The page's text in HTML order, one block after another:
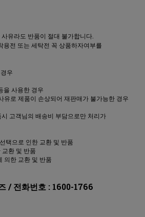
유라도 반품이 절대 불가합니다.
용전 또는 세탁전 꼭 상품하자여부를
우
을 사용한 경우
유로 제품이 손상되어 재판매가 불가능한 경우
고객님의 배송비 부담으로만 처리가
택으로 인한 교환 및 반품
환 및 반품
의한 교환 및 반품
/ 전화번호 : 1600-1766